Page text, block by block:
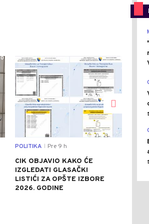
0 0
POLITIKA Pre 9 h
CIK OBJAVIO KAKO ĆE
IZGLEDATI GLASAČKI
LISTIĆI ZA OPŠTE IZBORE
2026. GODINE